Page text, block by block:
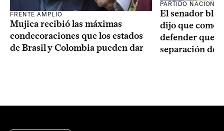
FRENTE AMPLIO
Mujica recibió las máximas
condecoraciones que los estados
de Brasil y Colombia pueden dar
PARTIDO NACIONAL
El senador
dijo que como
defender que
separación de